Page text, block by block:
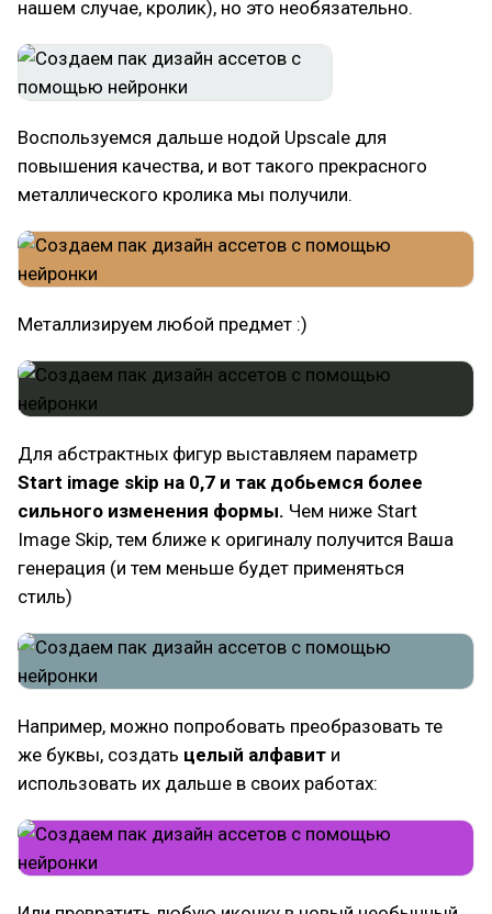
нашем случае, кролик), но это необязательно.
Воспользуемся дальше нодой Upscale для
повышения качества, и вот такого прекрасного
металлического кролика мы получили.
Металлизируем любой предмет :)
Для абстрактных фигур выставляем параметр
Start image skip на 0,7 и так добьемся более
сильного изменения формы. Чем ниже Start
Image Skip, тем ближе к оригиналу получится Ваша
генерация (и тем меньше будет применяться
стиль)
Например, можно попробовать преобразовать те
же буквы, создать целый алфавит и
использовать их дальше в своих работах: